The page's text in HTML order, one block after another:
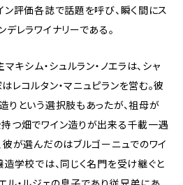
ン評価各誌で話題を呼び、瞬く間にス
レラワイナリーである。
キシム・シュルラン・ノエラは、シャ
レコルタン・マニュピランを営む。彼
りという選択肢もあったが、祖母が
つ畑でワイン造りが出来る千載一遇
彼が選んだのはブルゴーニュでのワイ
造学校では、同じく名門を受け継ぐと